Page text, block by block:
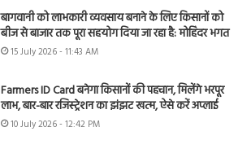
बागवानी को लाभकारी व्यवसाय बनाने के लिए किसानों को
बीज से बाजार तक पूरा सहयोग दिया जा रहा है: मोहिंदर भगत
15 July 2026 - 11:43 AM
Farmers ID Card बनेगा किसानों की पहचान, मिलेंगे भरपूर
लाभ, बार-बार रजिस्ट्रेशन का झंझट खत्म, ऐसे करें अप्लाई
10 July 2026 - 12:42 PM